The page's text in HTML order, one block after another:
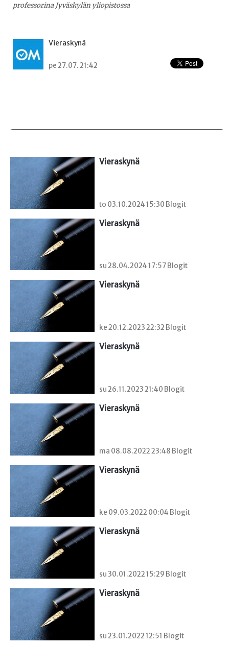
professorina Jyväskylän yliopistossa
Vieraskynä
pe 27.07. 21:42
Vieraskynä
to 03.10.2024 15:30 Blogit
Vieraskynä
su 28.04.2024 17:57 Blogit
Vieraskynä
ke 20.12.2023 22:32 Blogit
Vieraskynä
su 26.11.2023 21:40 Blogit
Vieraskynä
ma 08.08.2022 23:48 Blogit
Vieraskynä
ke 09.03.2022 00:04 Blogit
Vieraskynä
su 30.01.2022 15:29 Blogit
Vieraskynä
su 23.01.2022 12:51 Blogit